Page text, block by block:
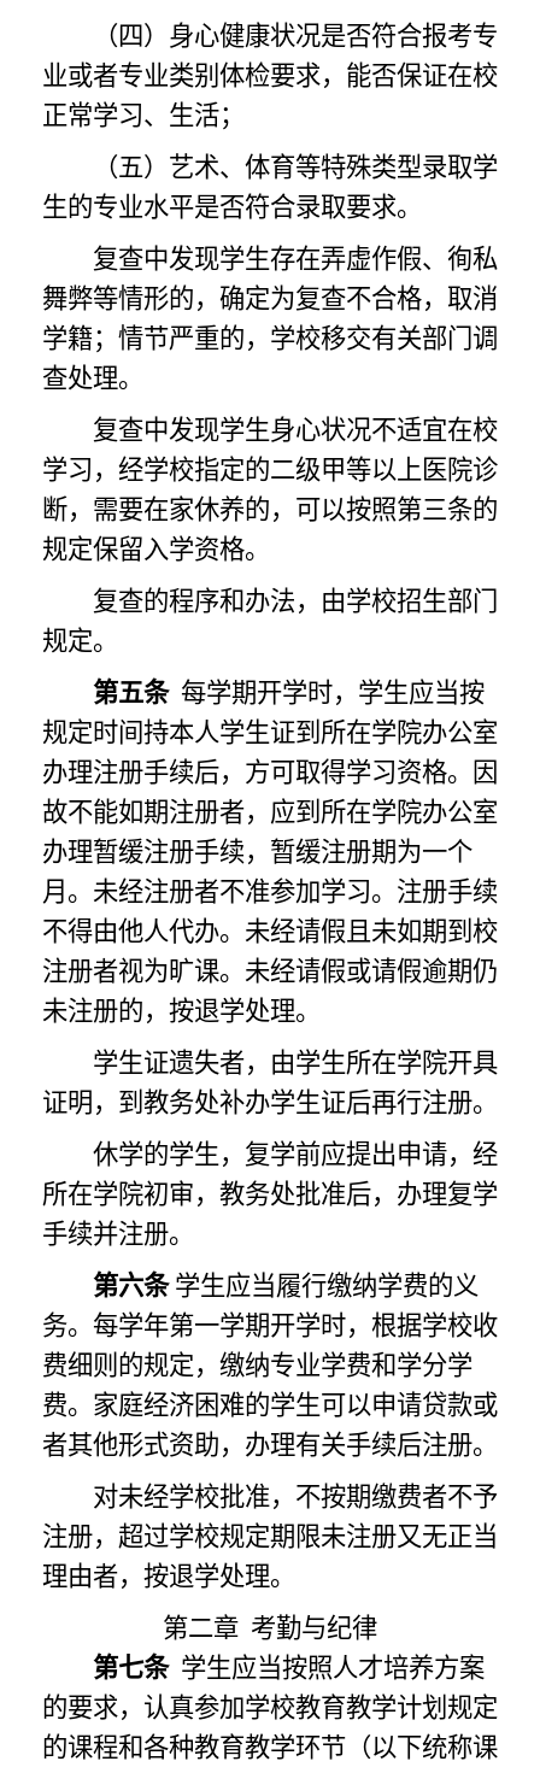
（四）身心健康状况是否符合报考专
业或者专业类别体检要求，能否保证在校
正常学习、生活；
（五）艺术、体育等特殊类型录取学
生的专业水平是否符合录取要求。
复查中发现学生存在弄虚作假、徇私
舞弊等情形的，确定为复查不合格，取消
学籍；情节严重的，学校移交有关部门调
查处理。
复查中发现学生身心状况不适宜在校
学习，经学校指定的二级甲等以上医院诊
断，需要在家休养的，可以按照第三条的
规定保留入学资格。
复查的程序和办法，由学校招生部门
规定。
第五条 每学期开学时，学生应当按
规定时间持本人学生证到所在学院办公室
办理注册手续后，方可取得学习资格。因
故不能如期注册者，应到所在学院办公室
办理暂缓注册手续，暂缓注册期为一个
月 。 未经注册者不准参加学习。注册手续
不得由他人代办。未经请假且未如期到校
注册者视为旷课。未经请假或请假逾期仍
未注册的，按退学处理。
学生证遗失者，由学生所在学院开具
证明，到教务处补办学生证后再行注册。
休学的学生，复学前应提出申请，经
所在学院初审，教务处批准后，办理复学
手续并注册。
第六条 学生应当履行缴纳学费的义
务。每学年第一学期开学时，根据学校收
费细则的规定，缴纳专业学费和学分学
费。家庭经济困难的学生可以申请贷款或
者其他形式资助，办理有关手续后注册。
对未经学校批准，不按期缴费者不予
注册，超过学校规定期限未注册又无正当
理由者，按退学处理。
第二章 考勤与纪律
第七条 学生应当按照人才培养方案
的要求，认真参加学校教育教学计划规定
的课程和各种教育教学环节（以下统称课